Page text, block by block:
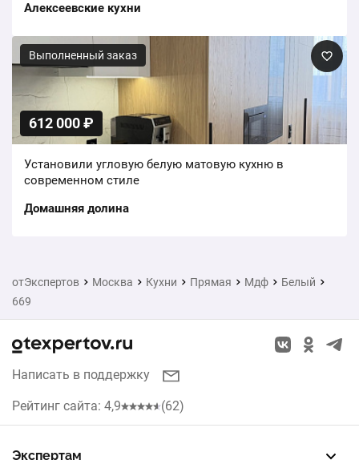
Алексеевские кухни
Выполненный заказ
612 000 ₽
Установили угловую белую матовую кухню в
современном стиле
Домашняя долина
отЭкспертов Москва Кухни Прямая Мдф
Белый
669
Написать в поддержку
Рейтинг сайта: 4,9 (62)
Экспертам